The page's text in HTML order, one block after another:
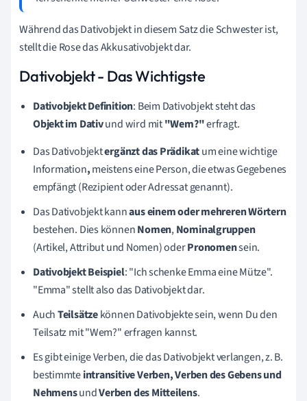
Während dasDativobjektin diesem Satz die Schwester ist,
stellt die Rose dasAkkusativobjektdar.
Dativobjekt - Das Wichtigste
Dativobjekt Definition: Beim Dativobjekt steht das
Objektim Dativund wird mit"Wem?"erfragt.
Das Dativobjektergänzt das Prädikatum eine wichtige
Information,meistens eine Person, die etwas Gegebenes
empfängt (Rezipient oder Adressat genannt).
Das Dativobjekt kannaus einem oder mehreren Wörtern
bestehen. Dies könnenNomen,Nominalgruppen
(Artikel, Attribut und Nomen) oderPronomensein.
Dativobjekt Beispiel: "Ich schenkeEmmaeine Mütze".
"Emma" stellt also das Dativobjekt dar.
AuchTeilsätzekönnen Dativobjekte sein, wenn Du den
Teilsatz mit "Wem?" erfragen kannst.
Es gibt einige Verben, die das Dativobjekt verlangen, z. B.
bestimmteintransitive Verben, Verben des Gebens und
NehmensundVerben des Mitteilens.